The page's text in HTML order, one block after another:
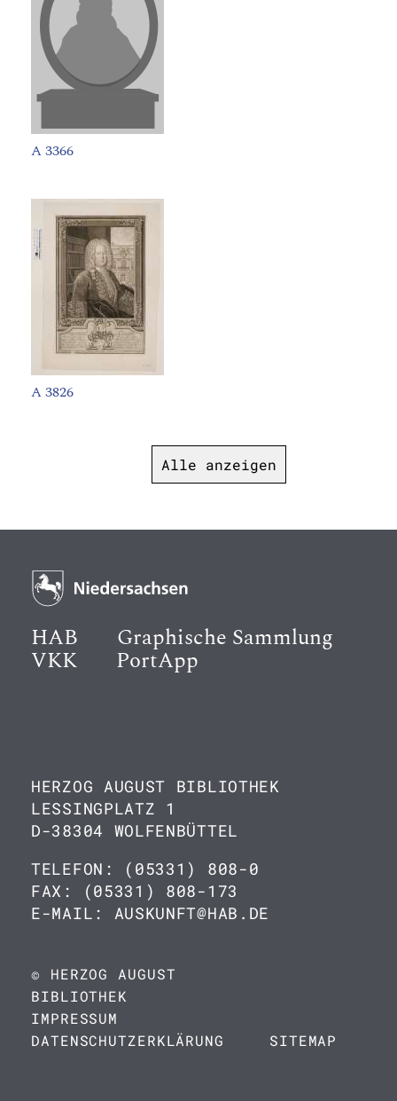
A 3366
A 3826
Alle anzeigen
HAB Graphische Sammlung
VKK PortApp
HERZOG AUGUST BIBLIOTHEK
LESSINGPLATZ 1
D-38304 WOLFENBÜTTEL
TELEFON: (05331) 808-0
FAX: (05331) 808-173
E-MAIL: AUSKUNFT@HAB.DE
© HERZOG AUGUST
BIBLIOTHEK
IMPRESSUM
DATENSCHUTZERKLÄRUNG
SITEMAP